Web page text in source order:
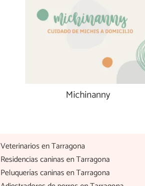
Michinanny
Veterinarios en Tarragona
Residencias caninas en Tarragona
Peluquerías caninas en Tarragona